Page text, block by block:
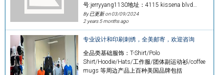
号:jerryyang1130地址：4115 kissena blvd…
By 已更新 on03/09/2024
2 years 5 months ago
专业设计和印刷刺绣，全美邮寄，欢迎咨询
全品类基础服饰：T-Shirt/Polo
Shirt/Hoodie/Hats/工作服/团体副运动衫/coffee
mugs 等周边产品上百种美国品牌包括